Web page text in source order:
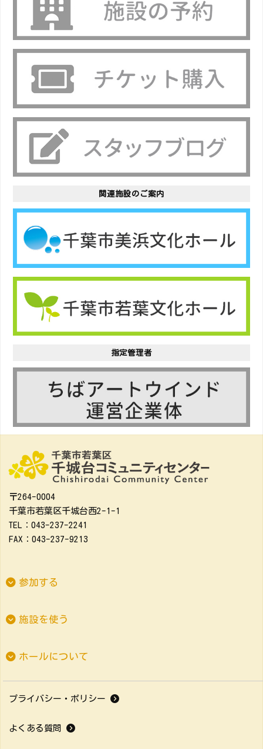
関連施設のご案内
指定管理者
〒264-0004
千葉市若葉区千城台西2-1-1
TEL：043-237-2241
FAX：043-237-9213
参加する
施設を使う
ホールについて
プライバシー・ポリシー
よくある質問